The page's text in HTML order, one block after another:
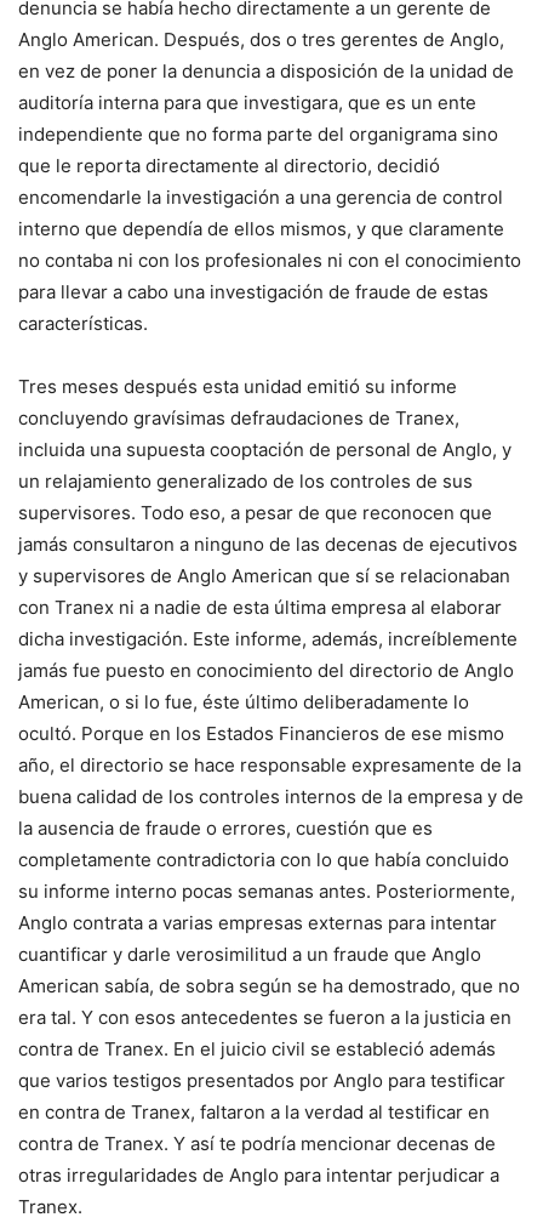
denuncia se había hecho directamente a un gerente de
Anglo American. Después, dos o tres gerentes de Anglo,
en vez de poner la denuncia a disposición de la unidad de
auditoría interna para que investigara, que es un ente
independiente que no forma parte del organigrama sino
que le reporta directamente al directorio, decidió
encomendarle la investigación a una gerencia de control
interno que dependía de ellos mismos, y que claramente
no contaba ni con los profesionales ni con el conocimiento
para llevar a cabo una investigación de fraude de estas
características.
Tres meses después esta unidad emitió su informe
concluyendo gravísimas defraudaciones de Tranex,
incluida una supuesta cooptación de personal de Anglo, y
un relajamiento generalizado de los controles de sus
supervisores. Todo eso, a pesar de que reconocen que
jamás consultaron a ninguno de las decenas de ejecutivos
y supervisores de Anglo American que sí se relacionaban
con Tranex ni a nadie de esta última empresa al elaborar
dicha investigación. Este informe, además, increíblemente
jamás fue puesto en conocimiento del directorio de Anglo
American, o si lo fue, éste último deliberadamente lo
ocultó. Porque en los Estados Financieros de ese mismo
año, el directorio se hace responsable expresamente de la
buena calidad de los controles internos de la empresa y de
la ausencia de fraude o errores, cuestión que es
completamente contradictoria con lo que había concluido
su informe interno pocas semanas antes. Posteriormente,
Anglo contrata a varias empresas externas para intentar
cuantificar y darle verosimilitud a un fraude que Anglo
American sabía, de sobra según se ha demostrado, que no
era tal. Y con esos antecedentes se fueron a la justicia en
contra de Tranex. En el juicio civil se estableció además
que varios testigos presentados por Anglo para testificar
en contra de Tranex, faltaron a la verdad al testificar en
contra de Tranex. Y así te podría mencionar decenas de
otras irregularidades de Anglo para intentar perjudicar a
Tranex.